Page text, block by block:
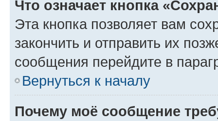
Что означает кнопка
Эта кнопка позволяет вам
закончить и отправить их
сообщения перейдите в
Вернуться к началу
Почему моё сообщение